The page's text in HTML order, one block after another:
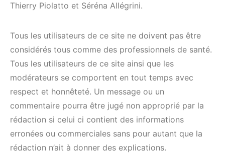
Thierry Piolatto et Séréna Allégrini.
Tous les utilisateurs de ce site ne doivent pas être
considérés tous comme des professionnels de santé.
Tous les utilisateurs de ce site ainsi que les
modérateurs se comportent en tout temps avec
respect et honnêteté. Un message ou un
commentaire pourra être jugé non approprié par la
rédaction si celui ci contient des informations
erronées ou commerciales sans pour autant que la
rédaction n’ait à donner des explications.